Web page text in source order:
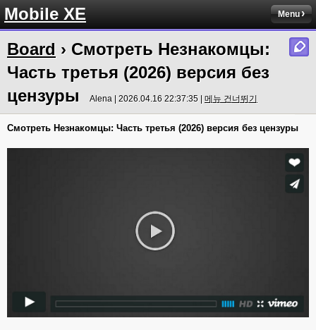
Mobile XE Menu
Board › Смотреть Незнакомцы:
Часть третья (2026) версия без
цензуры
Alena | 2026.04.16 22:37:35 | 메뉴 건너뛰기
Смотреть Незнакомцы: Часть третья (2026) версия без цензуры